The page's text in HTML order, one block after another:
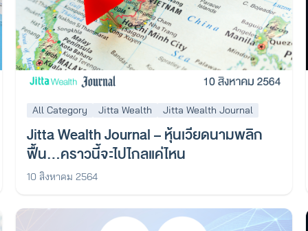
All Category Jitta Wealth Jitta Wealth Journal
Jitta Wealth Journal – หุ้นเวียดนามพลิก
ฟื้น…คราวนี้จะไปไกลแค่ไหน
10 สิงหาคม 2564